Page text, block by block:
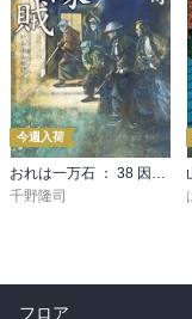
今週入荷
おれは一万石 ： 38 因縁の賊
千野隆司
フロア